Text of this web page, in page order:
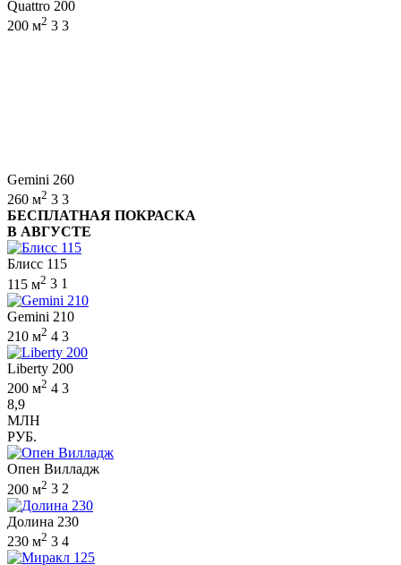
Quattro 200
200 м2 3 3
Gemini 260
260 м2 3 3
БЕСПЛАТНАЯ ПОКРАСКА
В АВГУСТЕ
Блисс 115
115 м2 3 1
Gemini 210
210 м2 4 3
Liberty 200
200 м2 4 3
8,9
МЛН
РУБ.
Опен Вилладж
200 м2 3 2
Долина 230
230 м2 3 4